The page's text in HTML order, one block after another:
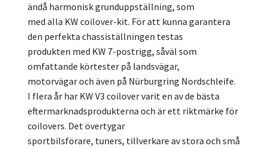
ändå harmonisk grunduppställning, som
med alla KW coilover-kit. För att kunna garantera
den perfekta chassiställningen testas
produkten med KW 7-postrigg, såväl som
omfattande körtester på landsvägar,
motorvägar och även på Nürburgring Nordschleife.
I flera år har KW V3 coilover varit en av de bästa
eftermarknadsprodukterna och är ett riktmärke för
coilovers. Det övertygar
sportbilsförare, tuners, tillverkare av stora och små